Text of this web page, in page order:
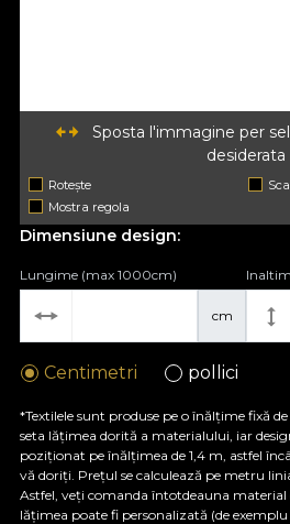
Sposta l'immagine per
desiderata
Rotește
Mostra regola
Dimensiune design:
cm
Lungime (max 1000cm)
Centimetri pollici
*Textilele sunt produse pe o înălțime fixă
seta lățimea dorită a materialului, iar
poziționat pe înălțimea de 1,4 m, astfel
vă doriți. Prețul se calculează pe metru
Astfel, veți comanda întotdeauna material
lățimea poate fi personalizată (de